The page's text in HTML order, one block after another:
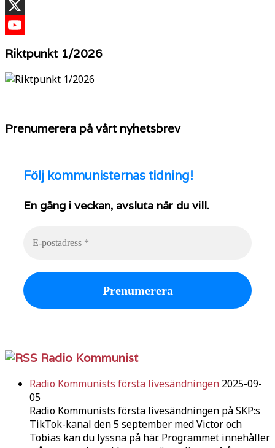
TikTok
X
Riktpunkt 1/2026
Prenumerera på vårt nyhetsbrev
Följ kommunisternas tidning!
En gång i veckan, avsluta när du vill.
Radio Kommunist
Radio Kommunists första livesändningen 2025-09-
05
Radio Kommunists första livesändningen på SKP:s
TikTok-kanal den 5 september med Victor och
Tobias kan du lyssna på här. Programmet innehåller